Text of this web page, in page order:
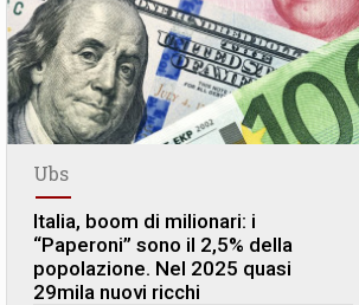
Ubs
Italia, boom di milionari: i
“Paperoni” sono il 2,5% della
popolazione. Nel 2025 quasi
29mila nuovi ricchi